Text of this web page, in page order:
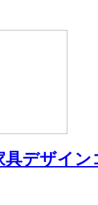
具デザイ